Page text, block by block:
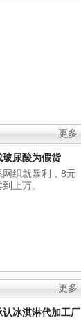
更多
玻尿酸为假货
网织就暴利，8元
上万。
更多
认冰淇淋代加工厂